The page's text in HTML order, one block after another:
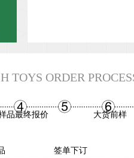
TOYS ORDER
品最终报价 大货前样
签单下订